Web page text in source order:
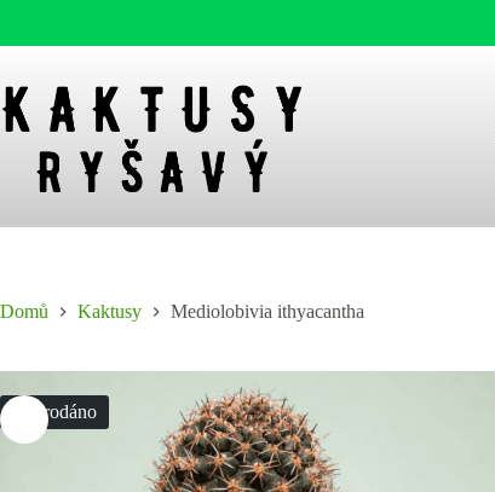
content
Domů Kaktusy Mediolobivia ithyacantha
Vyprodáno